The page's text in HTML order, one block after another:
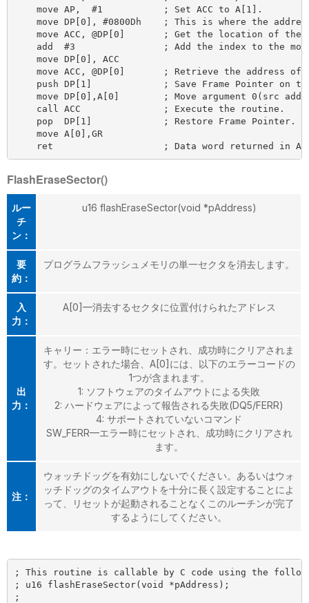
    move AP,  #1           ; Set ACC to A[1].
move DP[0], #0800Dh    ; This is where the
move ACC, @DP[0]       ; Get the location of the
add  #3                ; Add the index to the
    move DP[0], ACC
move ACC, @DP[0]       ; Retrieve the address of
push DP[1]             ; Save Frame Pointer on
move DP[0],A[0]        ; Move argument 0(src
    call ACC               ; Execute the routine.
    pop  DP[1]             ; Restore Frame Pointer.
    move A[0],GR
FlashEraseSector()
ルー
チ
ン：
u16 flashEraseSector(void *pAddress)
要
約：
プログラムフラッシュメモリの単一セクタを消去します。
入
力：
A[0]—消去するセクタに位置付けられたアドレス
出
力：
キャリー：エラー時にセットされ、成功時にクリアされま
す。セットされた場合、A[0]には、以下のエラーコードの
1つが含まれます。
1: ソフトウェアのタイムアウトによる失敗
2: ハードウェアによって報告される失敗(DQ5/FERR)
4: サポートされていないコマンド
SW_FERR—エラー時にセットされ、成功時にクリアされ
ます。
注：
ウォッチドッグを有効にしないでください。あるいはウォ
ッチドッグのタイムアウトを十分に長く設定することによ
って、リセットが起動されることなくこのルーチンが完了
するようにしてください。
; This routine is callable by C code using the
; u16 flashEraseSector(void *pAddress);
;